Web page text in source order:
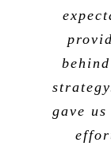
gave